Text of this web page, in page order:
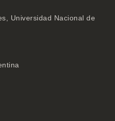
Universidad Nacional de